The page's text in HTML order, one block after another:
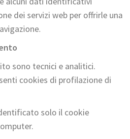
dei servizi web per offrirle una
sono tecnici e analitici.
cookies di profilazione di
solo il cookie